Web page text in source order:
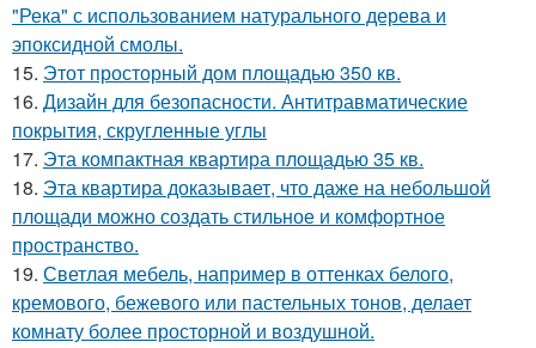
"Река" с использованием натурального дерева и
эпоксидной смолы.
15. Этот просторный дом площадью 350 кв.
16. Дизайн для безопасности. Антитравматические
покрытия, скругленные углы
17. Эта компактная квартира площадью 35 кв.
18. Эта квартира доказывает, что даже на небольшой
площади можно создать стильное и комфортное
пространство.
19. Светлая мебель, например в оттенках белого,
кремового, бежевого или пастельных тонов, делает
комнату более просторной и воздушной.